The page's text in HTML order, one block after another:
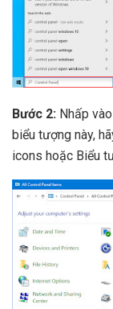
Bước 2: Nhấp vào
biểu tượng này,
icons hoặc Biểu